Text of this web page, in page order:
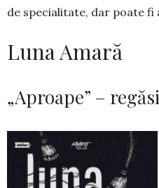
de specialitate, dar poate fi
Luna Amară
„Aproape” –